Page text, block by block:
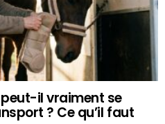
il vraiment se
? Ce qu’il faut